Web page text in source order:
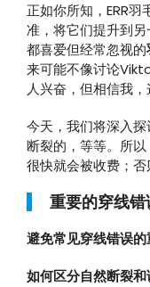
正如你所知，ERR
准，将它们提升到
都喜爱但经常忽视的
来可能不像讨论
人兴奋，但相信我，
今天，我们将深入
断裂的，等等。所
很快就会被收费；否
重要的穿线
避免常见穿线错误
如何区分自然断裂和